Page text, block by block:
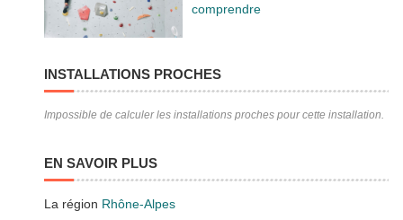
comprendre
INSTALLATIONS PROCHES
Impossible de calculer les installations proches pour cette installation.
EN SAVOIR PLUS
La région Rhône-Alpes